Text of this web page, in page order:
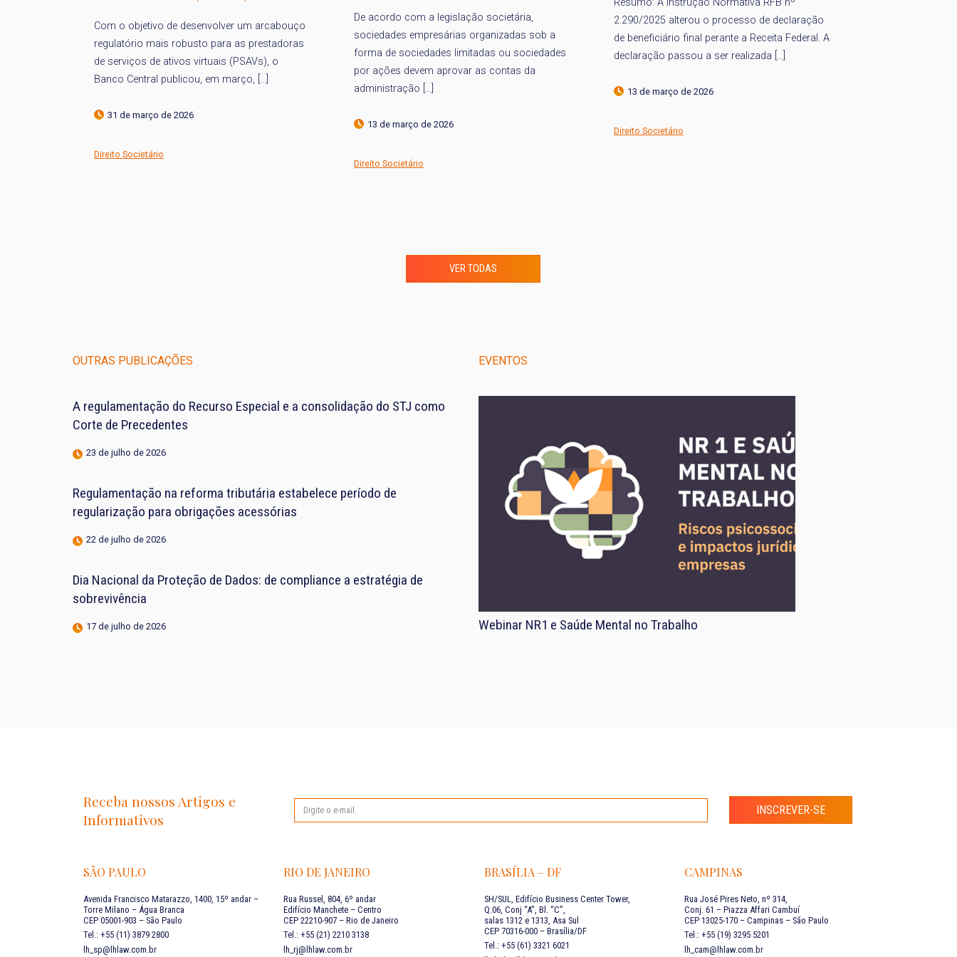
Com o objetivo de desenvolver um arcabouço
regulatório mais robusto para as prestadoras
de serviços de ativos virtuais (PSAVs), o
Banco Central publicou, em março, […]
31 de março de 2026
Direito Societário
De acordo com a legislação societária,
sociedades empresárias organizadas sob a
forma de sociedades limitadas ou sociedades
por ações devem aprovar as contas da
administração […]
13 de março de 2026
Direito Societário
2.290/2025 alterou o processo de declaração
de beneficiário final perante a Receita Federal. A
declaração passou a ser realizada […]
13 de março de 2026
Direito Societário
VER TODAS
OUTRAS PUBLICAÇÕES
A regulamentação do Recurso Especial e a consolidação do STJ como
Corte de Precedentes
23 de julho de 2026
Regulamentação na reforma tributária estabelece período de
regularização para obrigações acessórias
22 de julho de 2026
Dia Nacional da Proteção de Dados: de compliance a estratégia de
sobrevivência
17 de julho de 2026
EVENTOS
Webinar NR1 e Saúde Mental no Trabalho
Receba nossos Artigos e
Informativos
INSCREVER-SE
SÃO PAULO
Avenida Francisco Matarazzo, 1400, 15º andar –
Torre Milano – Água Branca
CEP 05001-903 – São Paulo
Tel.: +55 (11) 3879 2800
lh_sp@lhlaw.com.br
RIO DE JANEIRO
Rua Russel, 804, 6º andar
Edifício Manchete – Centro
CEP 22210-907 – Rio de Janeiro
Tel.: +55 (21) 2210 3138
lh_rj@lhlaw.com.br
BRASÍLIA – DF
SH/SUL, Edifício Business Center Tower,
Q.06, Conj “A”, Bl. “C”,
salas 1312 e 1313, Asa Sul
CEP 70316-000 – Brasília/DF
Tel.: +55 (61) 3321 6021
CAMPINAS
Rua José Pires Neto, nº 314,
Conj. 61 – Piazza Affari Cambuí
CEP 13025-170 – Campinas – São Paulo
Tel.: +55 (19) 3295 5201
lh_cam@lhlaw.com.br